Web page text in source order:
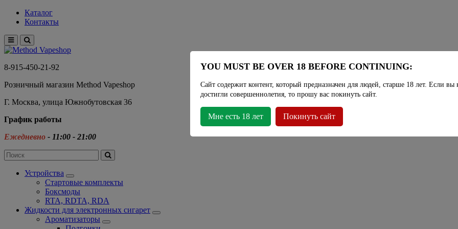
Каталог
Контакты
8-915-450-21-92
Розничный магазин Method Vapeshop
Г. Москва, улица Южнобутовская 36
График работы
Ежедневно - 11:00 - 21:00
Устройства
Стартовые комплекты
Боксмоды
RTA, RDTA, RDA
Жидкости для электронных сигарет
Ароматизаторы
YOU MUST BE OVER 18 BEFORE CONTINUING:
Сайт содержит контент, который предназначен для людей, старше 18 лет. Если вы
достигли совершеннолетия, то прошу вас покинуть сайт.
Мне есть 18 лет Покинуть сайт